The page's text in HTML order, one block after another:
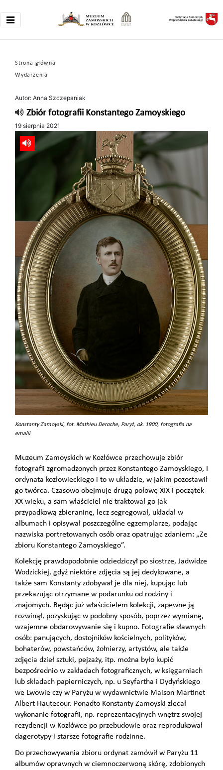
Strona główna
Wydarzenia
Autor: Anna Szczepaniak
Zbiór fotografii Konstantego Zamoyskiego
19 sierpnia 2021
Konstanty Zamoyski, fot. Mathieu Deroche, Paryż, ok. 1900, fotografia na
emalii
Muzeum Zamoyskich w Kozłówce przechowuje zbiór
fotografii zgromadzonych przez Konstantego Zamoyskiego, I
ordynata kozłowieckiego i to w układzie, w jakim pozostawił
go twórca. Czasowo obejmuje drugą połowę XIX i początek
XX wieku, a sam właściciel nie traktował go jak
przypadkową zbieraninę, lecz segregował, układał w
albumach i opisywał poszczególne egzemplarze, podając
nazwiska portretowanych osób oraz opatrując zdaniem: „Ze
zbioru Konstantego Zamoyskiego”.
Kolekcję prawdopodobnie odziedziczył po siostrze, Jadwidze
Wodzickiej, gdyż niektóre zdjęcia są jej dedykowane, a
także sam Konstanty zdobywał je dla niej, kupując lub
przekazując otrzymane w podarunku od rodziny i
znajomych. Będąc już właścicielem kolekcji, zapewne ją
rozwinął, pozyskując w podobny sposób, poprzez wymianę,
wzajemne obdarowywanie się i kupno. Fotografie sławnych
osób: panujących, dostojników kościelnych, polityków,
bohaterów, powstańców, żołnierzy, artystów, ale także
zdjęcia dzieł sztuki, pejzaży, itp. można było kupić
bezpośrednio w zakładach fotograficznych, w księgarniach
lub składach papierniczych, np. u Seyfartha i Dydyńskiego
we Lwowie czy w Paryżu w wydawnictwie Maison Martinet
Albert Hautecour. Ponadto Konstanty Zamoyski zlecał
wykonanie fotografii, np. reprezentacyjnych wnętrz swojej
rezydencji w Kozłówce po przebudowie oraz reprodukował
dagerotypy i starsze fotografie rodzinne.
Do przechowywania zbioru ordynat zamówił w Paryżu 11
albumów oprawnych w ciemnoczerwoną skórę, zdobionych